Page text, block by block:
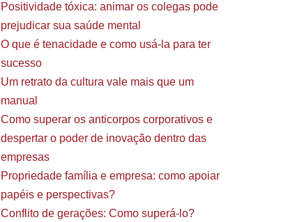
Positividade tóxica: animar os colegas pode
prejudicar sua saúde mental
O que é tenacidade e como usá-la para ter
sucesso
Um retrato da cultura vale mais que um
manual
Como superar os anticorpos corporativos e
despertar o poder de inovação dentro das
empresas
Propriedade família e empresa: como apoiar
papéis e perspectivas?
Conflito de gerações: Como superá-lo?